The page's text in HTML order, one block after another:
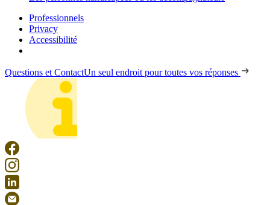
Professionnels
Privacy
Accessibilité
Questions et ContactUn seul endroit pour toutes vos réponses